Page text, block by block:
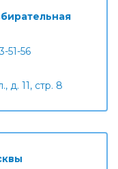
51-56
д. 11, стр. 8